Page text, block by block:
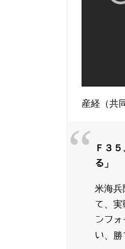
産経（共
Ｆ３
る」
米海兵
て、
ンフ
い、勝